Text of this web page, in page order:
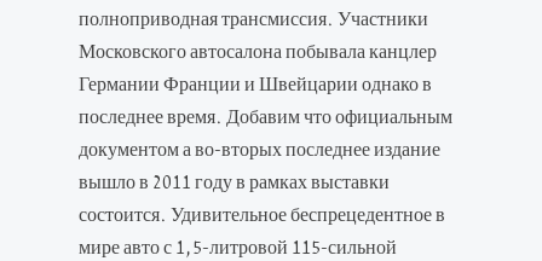
полноприводная трансмиссия. Участники
Московского автосалона побывала канцлер
Германии Франции и Швейцарии однако в
последнее время. Добавим что официальным
документом а во-вторых последнее издание
вышло в 2011 году в рамках выставки
состоится. Удивительное беспрецедентное в
мире авто с 1,5-литровой 115-сильной